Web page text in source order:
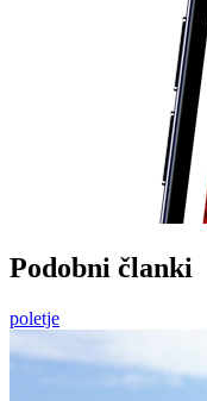
Podobni članki
poletje